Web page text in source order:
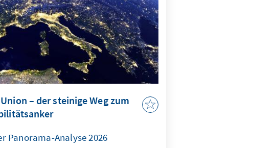
– der steinige Weg zum
Panorama-Analyse 2026